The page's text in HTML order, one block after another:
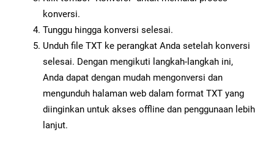
konversi.
Tunggu hingga konversi selesai.
Unduh file TXT ke perangkat Anda setelah konversi
selesai. Dengan mengikuti langkah-langkah ini,
Anda dapat dengan mudah mengonversi dan
mengunduh halaman web dalam format TXT yang
diinginkan untuk akses offline dan penggunaan lebih
lanjut.